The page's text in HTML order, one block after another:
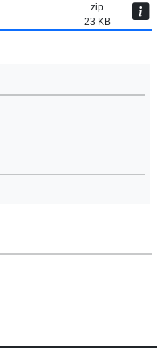
zip
23 KB